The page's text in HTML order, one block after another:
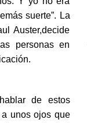
suerte”. La
Auster,decide
personas en
de estos
unos ojos que